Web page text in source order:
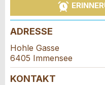
Anzeige nicht mehr
Anzahl der Teilnehmer *:
Vorname / Nachname *:
ADRESSE
Hohle Gasse
6405 Immensee
KONTAKT